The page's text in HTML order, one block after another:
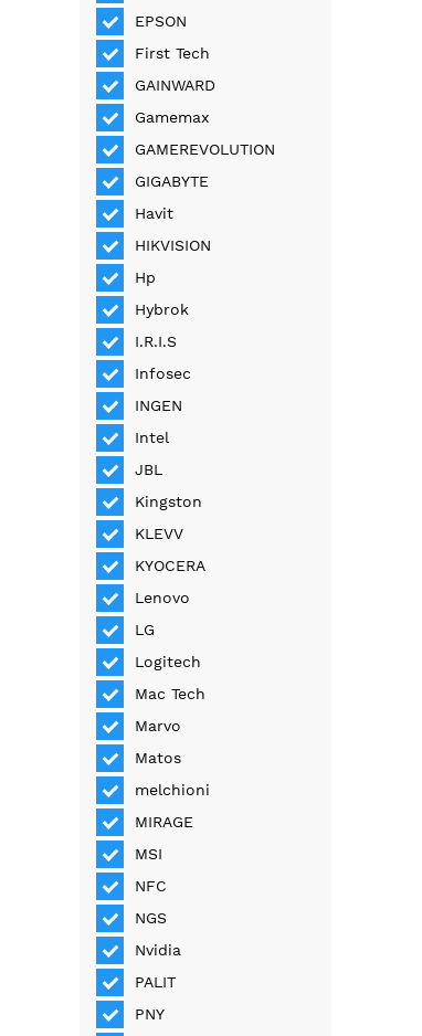
EPSON
First Tech
GAINWARD
Gamemax
GAMEREVOLUTION
GIGABYTE
Havit
HIKVISION
Hp
Hybrok
I.R.I.S
Infosec
INGEN
Intel
JBL
Kingston
KLEVV
KYOCERA
Lenovo
LG
Logitech
Mac Tech
Marvo
Matos
melchioni
MIRAGE
MSI
NFC
NGS
Nvidia
PALIT
PNY